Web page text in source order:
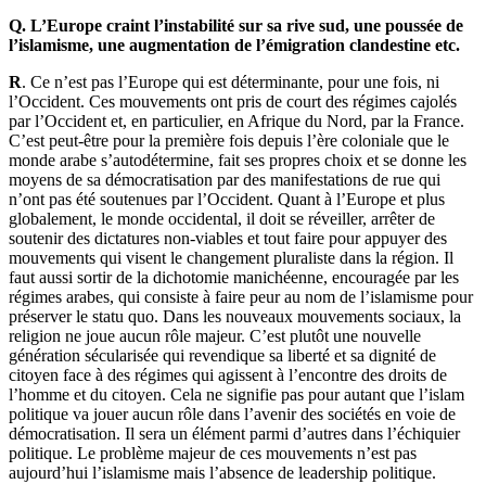
Q. L’Europe craint l’instabilité sur sa rive sud, une poussée de
l’islamisme, une augmentation de l’émigration clandestine etc.
R. Ce n’est pas l’Europe qui est déterminante, pour une fois, ni
l’Occident. Ces mouvements ont pris de court des régimes cajolés
par l’Occident et, en particulier, en Afrique du Nord, par la France.
C’est peut-être pour la première fois depuis l’ère coloniale que le
monde arabe s’autodétermine, fait ses propres choix et se donne les
moyens de sa démocratisation par des manifestations de rue qui
n’ont pas été soutenues par l’Occident. Quant à l’Europe et plus
globalement, le monde occidental, il doit se réveiller, arrêter de
soutenir des dictatures non-viables et tout faire pour appuyer des
mouvements qui visent le changement pluraliste dans la région. Il
faut aussi sortir de la dichotomie manichéenne, encouragée par les
régimes arabes, qui consiste à faire peur au nom de l’islamisme pour
préserver le statu quo. Dans les nouveaux mouvements sociaux, la
religion ne joue aucun rôle majeur. C’est plutôt une nouvelle
génération sécularisée qui revendique sa liberté et sa dignité de
citoyen face à des régimes qui agissent à l’encontre des droits de
l’homme et du citoyen. Cela ne signifie pas pour autant que l’islam
politique va jouer aucun rôle dans l’avenir des sociétés en voie de
démocratisation. Il sera un élément parmi d’autres dans l’échiquier
politique. Le problème majeur de ces mouvements n’est pas
aujourd’hui l’islamisme mais l’absence de leadership politique.